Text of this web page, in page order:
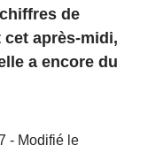
de
après-midi,
a encore du
- Modifié le